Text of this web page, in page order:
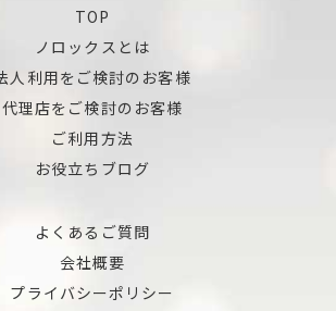
TOP
ノロックスとは
人利用をご検討のお客様
代理店をご検討のお客様
ご利用方法
お役立ちブログ
よくあるご質問
会社概要
プライバシーポリシー